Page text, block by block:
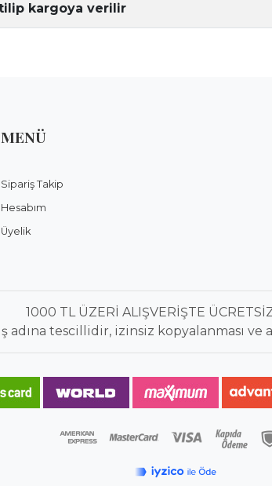
kargoya verilir
MENÜ
Sipariş Takip
Hesabım
Üyelik
1000 TL ÜZERİ ALIŞVERİŞTE
adına tescillidir, izinsiz kopyalanması